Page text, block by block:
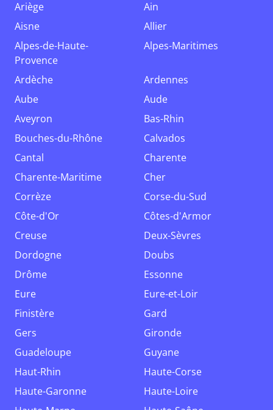
Ariège
Ain
Aisne
Allier
Alpes-de-Haute-
Provence
Alpes-Maritimes
Ardèche
Ardennes
Aube
Aude
Aveyron
Bas-Rhin
Bouches-du-Rhône
Calvados
Cantal
Charente
Charente-Maritime
Cher
Corrèze
Corse-du-Sud
Côte-d'Or
Côtes-d'Armor
Creuse
Deux-Sèvres
Dordogne
Doubs
Drôme
Essonne
Eure
Eure-et-Loir
Finistère
Gard
Gers
Gironde
Guadeloupe
Guyane
Haut-Rhin
Haute-Corse
Haute-Garonne
Haute-Loire